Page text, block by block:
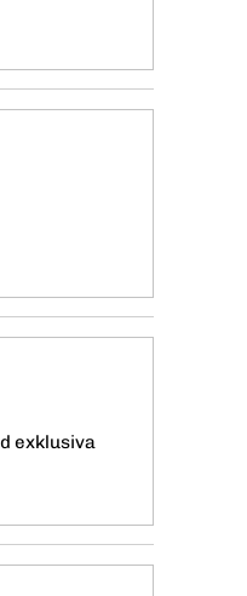
exklusiva